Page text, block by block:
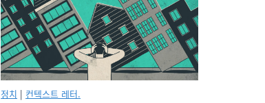
정치 | 컨텍스트 레터.